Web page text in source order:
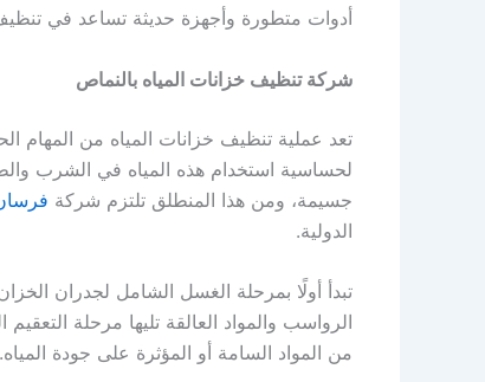
أدوات متطورة وأجهزة حديثة تساعد في تنظيف
شركة تنظيف خزانات المياه بالنماص
تعد عملية تنظيف خزانات المياه من المهام
لحساسية استخدام هذه المياه في الشرب
جسيمة، ومن هذا المنطلق تلتزم شركة
الدولية.
تبدأ أولًا بمرحلة الغسل الشامل لجدران
الرواسب والمواد العالقة تليها مرحلة
من المواد السامة أو المؤثرة على جودة المياه.